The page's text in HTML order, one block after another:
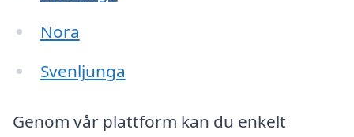
Nora
Svenljunga
Genom vår plattform kan du enkelt